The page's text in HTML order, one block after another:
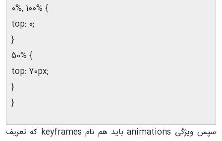
0%, 100% {
top: 0;
}
50% {
top: 70px;
}
}
سپس ویژگی animations باید هم نام keyframes که تعریف